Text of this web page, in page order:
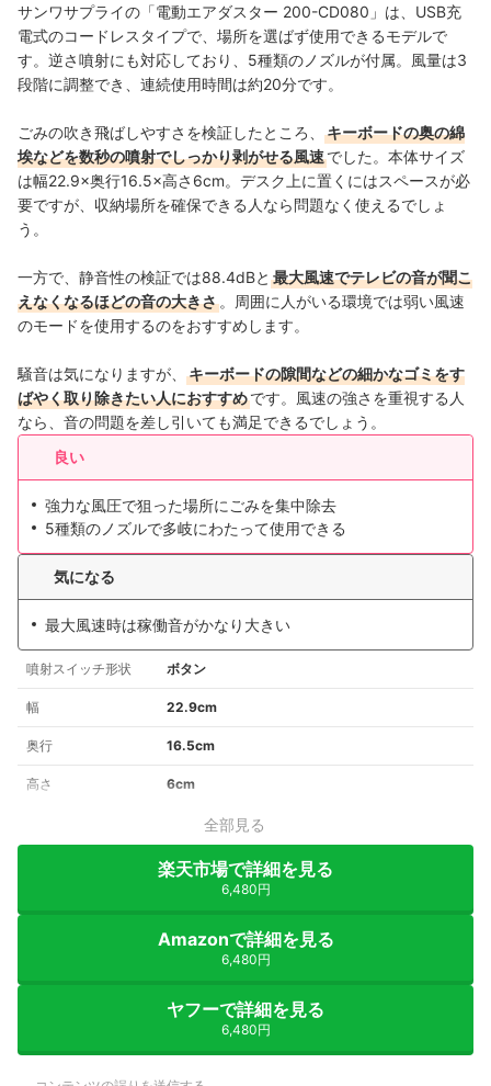
サンワサプライの「電動エアダスター 200-CD080」は、USB充
電式のコードレスタイプで、場所を選ばず使用できるモデルで
す。逆さ噴射にも対応しており、5種類のノズルが付属。風量は3
段階に調整でき、連続使用時間は約20分です。
ごみの吹き飛ばしやすさを検証したところ、
キーボードの奥の綿
埃などを数秒の噴射でしっかり剥がせる風速でした。本体サイズ
は幅22.9×奥行16.5×高さ6cm。デスク上に置くにはスペースが必
要ですが、収納場所を確保できる人なら問題なく使えるでしょ
う。
一方で、静音性の検証では88.4dBと 最大風速でテレビの音が聞こ
えなくなるほどの音の大きさ 。周囲に人がいる環境では弱い風速
のモードを使用するのをおすすめします。
騒音は気になりますが、
キーボードの隙間などの細かなゴミをす
ばやく取り除きたい人におすすめです。風速の強さを重視する人
なら、音の問題を差し引いても満足できるでしょう。
良い
強力な風圧で狙った場所にごみを集中除去
5種類のノズルで多岐にわたって使用できる
気になる
最大風速時は稼働音がかなり大きい
噴射スイッチ形状 ボタン
幅 22.9cm
奥行 16.5cm
高さ 6cm
全部見る
楽天市場で詳細を見る
6,480円
Amazonで詳細を見る
6,480円
ヤフーで詳細を見る
6,480円